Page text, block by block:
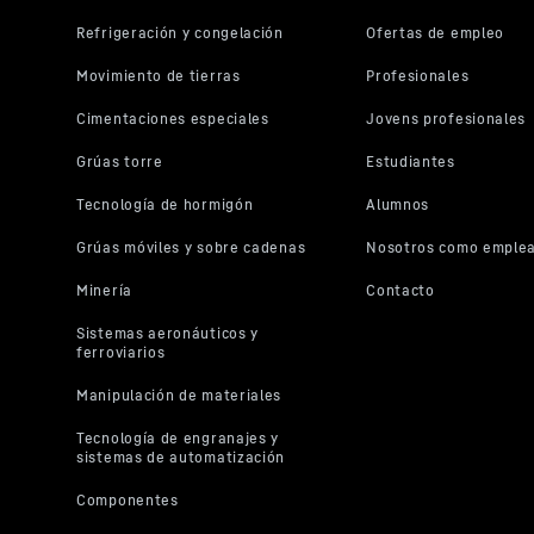
tercer país,
Al pulsar
dar su
prefiere
siempre
los que
Puede
futuro y